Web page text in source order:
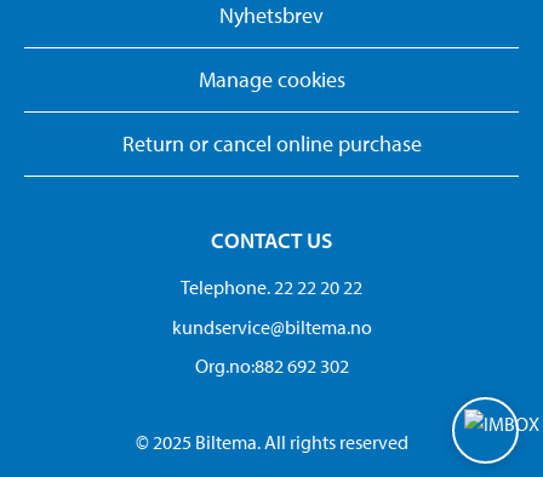
Nyhetsbrev
Manage cookies
Return or cancel online purchase
CONTACT US
Telephone. 22 22 20 22
kundservice@biltema.no
Org.no:882 692 302
© 2025 Biltema. All rights reserved